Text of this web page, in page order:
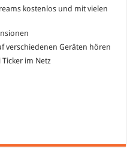
kostenlos und mit vielen
verschiedenen Geräten hören
im Netz